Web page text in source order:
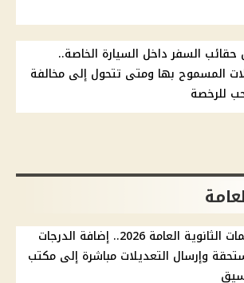
السفر داخل السيارة الخاصة..
المسموح بها ومتى تتحول إلى مخالفة
للرخصة
تظلمات الثانوية العامة 2026.. إضافة الدرجات
وإرسال التعديلات مباشرة إلى مكتب